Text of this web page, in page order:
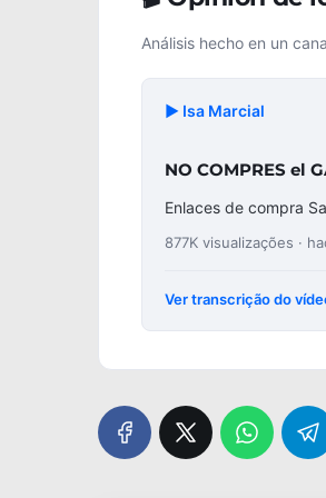
Análisis hecho en un
▶️ Isa Marcial
NO COMPRES el
Enlaces de compra
877K visualizações ·
Ver transcrição do